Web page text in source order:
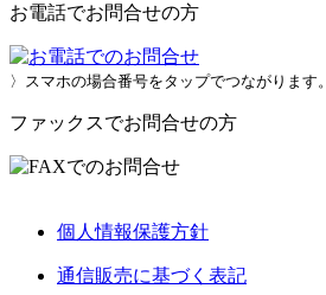
お電話でお問合せの方
〉スマホの場合番号をタップでつながります。
ファックスでお問合せの方
個人情報保護方針
通信販売に基づく表記